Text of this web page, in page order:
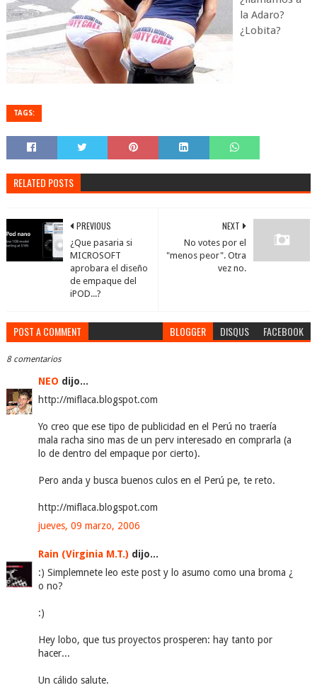
la Adaro?
¿Lobita?
TAGS:
RELATED POSTS
NEXT
No votes por el
"menos peor". Otra
vez no.
PREVIOUS
¿Que pasaria si
MICROSOFT
aprobara el diseño
de empaque del
iPOD...?
POST A COMMENT BLOGGER DISQUS FACEBOOK
8 comentarios
NEO dijo...
http://miflaca.blogspot.com
Yo creo que ese tipo de publicidad en el Perú no traería
mala racha sino mas de un perv interesado en comprarla (a
lo de dentro del empaque por cierto).
Pero anda y busca buenos culos en el Perú pe, te reto.
http://miflaca.blogspot.com
jueves, 09 marzo, 2006
Rain (Virginia M.T.) dijo...
:) Simplemnete leo este post y lo asumo como una broma ¿
o no?
:)
Hey lobo, que tus proyectos prosperen: hay tanto por
hacer...
Un cálido salute.